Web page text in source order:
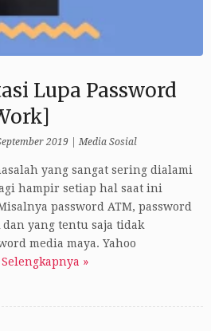
Lupa Password
2019 |Media Sosial
yang sangat sering dialami
hampir setiap hal saat ini
password ATM, password
dan yang tentu saja tidak
media maya. Yahoo
Selengkapnya »